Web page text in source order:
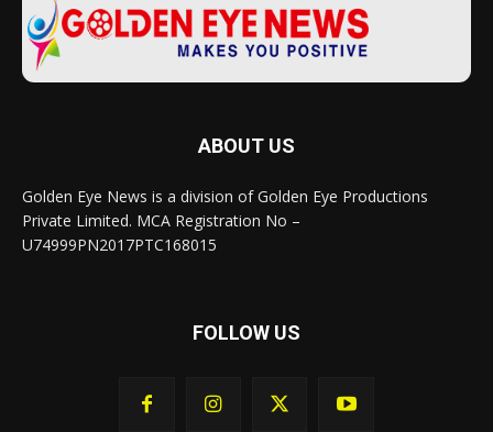
ABOUT US
Golden Eye News is a division of Golden Eye Productions
Private Limited. MCA Registration No –
U74999PN2017PTC168015
FOLLOW US